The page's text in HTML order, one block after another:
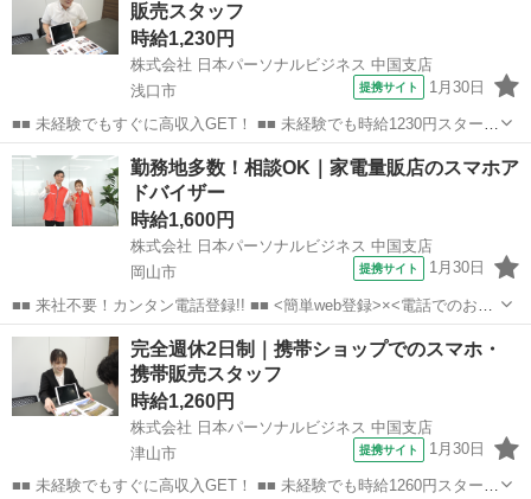
お弁当が半額で お誕生日プ...
販売スタッフ
時給1,230円
株式会社 日本パーソナルビジネス 中国支店
浅口市
提携サイト 1月30日
■■ 未経験でもすぐに高収入GET！ ■■ 未経験でも時給1230円スタート
なので、すぐに高収入!! 社員登用制度もあるので、ゆくゆくは社員に
なんてキャリアアップも目指せます!! ■■ 来社不要！カンタン電話登
録!! ■■...
岡山 浅口市 店長
勤務地多数！相談OK｜家電量販店のスマホア
ドバイザー
時給1,600円
株式会社 日本パーソナルビジネス 中国支店
岡山市
提携サイト 1月30日
■■ 来社不要！カンタン電話登録!! ■■ <簡単web登録>×<電話でのお仕
事紹介> で、来社なくお仕事探しが可能です♪ 基本情報を入力したら
電話で希望を伝えるだけでOK★ 営業、ラウンダー、事務のお仕事も
あります♪ ご希...
岡山 岡山市 店長
完全週休2日制｜携帯ショップでのスマホ・
携帯販売スタッフ
時給1,260円
株式会社 日本パーソナルビジネス 中国支店
津山市
提携サイト 1月30日
■■ 未経験でもすぐに高収入GET！ ■■ 未経験でも時給1260円スタート